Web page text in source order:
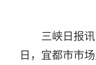
三峡日报
日，宜都市市